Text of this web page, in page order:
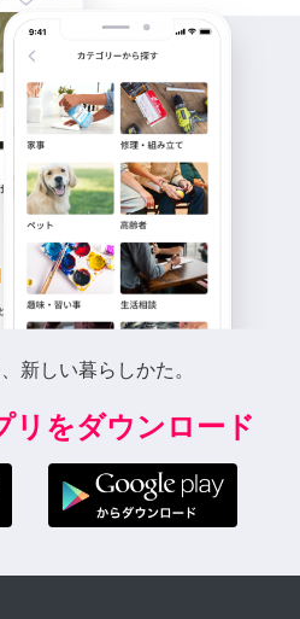
新しい暮らしかた。
リをダウンロード